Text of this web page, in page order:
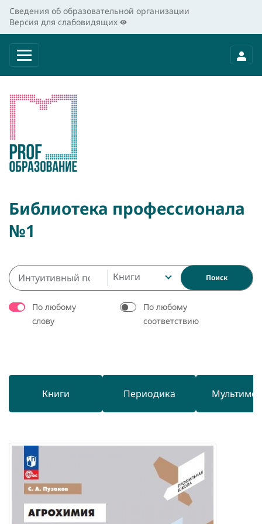
Сведения об образовательной организации
Версия для слабовидящих
Библиотека профессионала
№1
Книги Поиск
По любому
слову
По любому
соответствию
Книги Периодика